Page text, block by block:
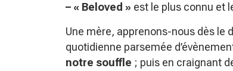
– « Beloved » est le plus connu et
Une mère, apprenons-nous dès le
quotidienne parsemée
notre souffle ; puis en craignant